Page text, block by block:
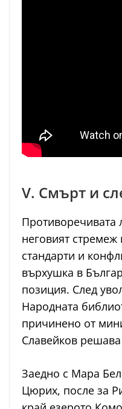
V. Смърт и
Противоречивата
неговият
стандарти и
върхушка в
позиция. След
Народната
причинено от
Славейков
Заедно с Мара
Цюрих, после за